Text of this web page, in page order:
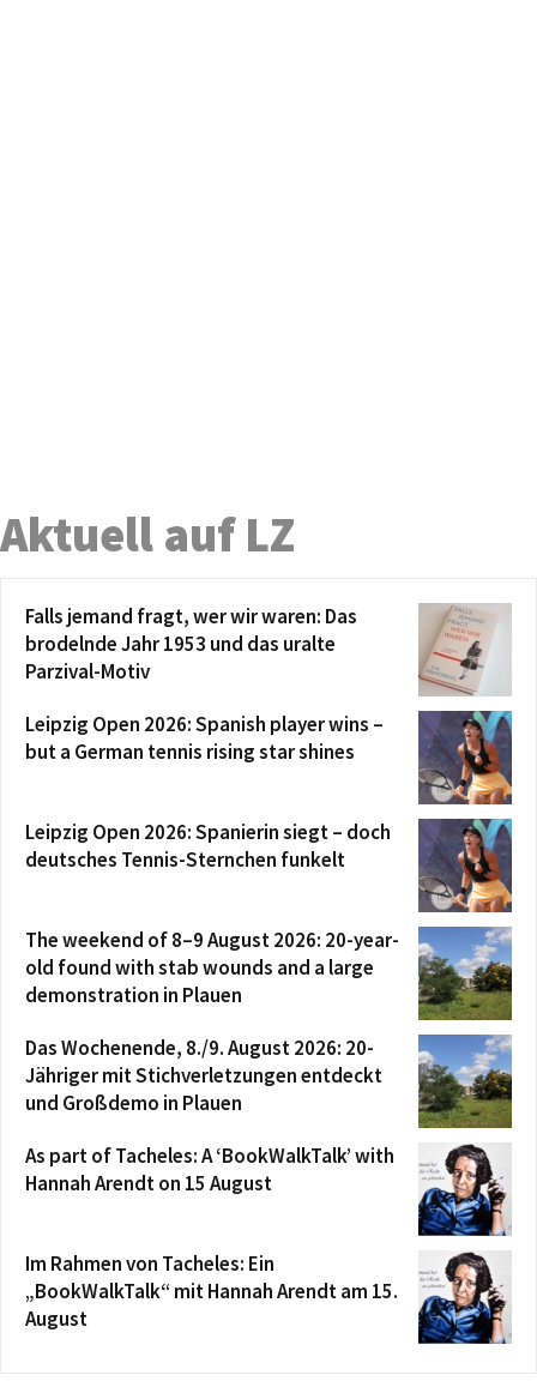
Aktuell auf LZ
Falls jemand fragt, wer wir waren: Das
brodelnde Jahr 1953 und das uralte
Parzival-Motiv
Leipzig Open 2026: Spanish player wins –
but a German tennis rising star shines
Leipzig Open 2026: Spanierin siegt – doch
deutsches Tennis-Sternchen funkelt
The weekend of 8–9 August 2026: 20-year-
old found with stab wounds and a large
demonstration in Plauen
Das Wochenende, 8./9. August 2026: 20-
Jähriger mit Stichverletzungen entdeckt
und Großdemo in Plauen
As part of Tacheles: A ‘BookWalkTalk’ with
Hannah Arendt on 15 August
Im Rahmen von Tacheles: Ein
„BookWalkTalk“ mit Hannah Arendt am 15.
August